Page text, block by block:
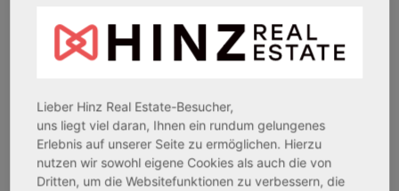
Objekteigenschaft:
Bestandsobjekt
41,59 m² - 62,15 m²
Gesamtpreis:
233.556,67 € - 349.016,67 €
Objekteigenschaft:
Bestandsobjekt
50,95 m² - 56,21 m²
Gesamtpreis:
Lieber Hinz Real Estate-Besucher,
uns liegt viel daran, Ihnen ein rundum gelungenes
Erlebnis auf unserer Seite zu ermöglichen. Hierzu
nutzen wir sowohl eigene Cookies als auch die von
Dritten, um die Websitefunktionen zu verbessern, die